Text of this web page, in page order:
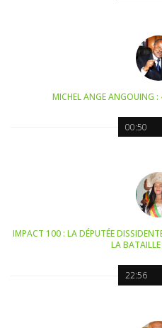
00:50
MICHEL ANGE ANGOUING :
22:56
IMPACT 100 : LA DÉPUTÉE
LA